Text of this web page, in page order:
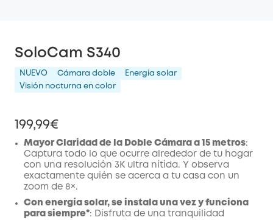
SoloCam S340
NUEVO Cámara doble
Energía solar
Visión nocturna en color
199,99€
Mayor Claridad de la Doble Cámara a 15 metros:
Captura todo lo que ocurre alrededor de tu hogar
con una resolución 3K ultra nítida. Y observa
exactamente quién se acerca a tu casa con un
zoom de 8×.
Con energía solar, se instala una vez y funciona
para siempre*: Disfruta de una tranquilidad